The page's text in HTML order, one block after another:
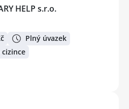
HELP s.r.o.
Plný úvazek